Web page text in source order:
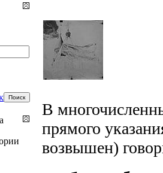
В
прямого
возвышен)